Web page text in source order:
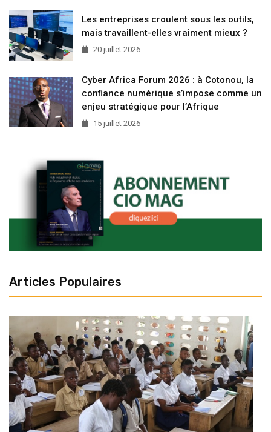
Les entreprises croulent sous les outils,
mais travaillent-elles vraiment mieux ?
20 juillet 2026
Cyber Africa Forum 2026 : à Cotonou, la
confiance numérique s’impose comme un
enjeu stratégique pour l’Afrique
15 juillet 2026
Articles Populaires